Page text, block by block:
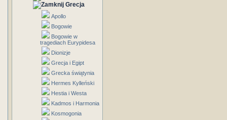
Grecja
Apollo
Bogowie
Bogowie w
tragediach Eurypidesa
Dionizje
Grecja i Egipt
Grecka świątynia
Hermes Kylleński
Hestia i Westa
Kadmos i Harmonia
Kosmogonia